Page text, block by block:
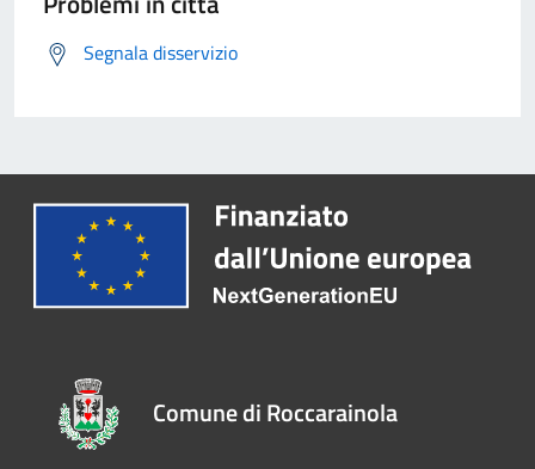
Segnala disservizio
Comune di Roccarainola